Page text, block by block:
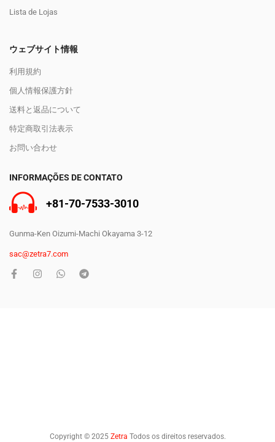
Lista de Lojas
ウェブサイト情報
利用規約
個人情報保護方針
送料と返品について
特定商取引法表示
お問い合わせ
INFORMAÇÕES DE CONTATO
+81-70-7533-3010
Gunma-Ken Oizumi-Machi Okayama 3-12
sac@zetra7.com
Copyright © 2025 Zetra Todos os direitos reservados.